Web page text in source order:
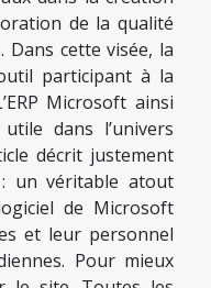
de la qualité
Dans cette visée, la
participant à la
Microsoft ainsi
dans l’univers
décrit justement
un véritable atout
de Microsoft
et leur personnel
Pour mieux